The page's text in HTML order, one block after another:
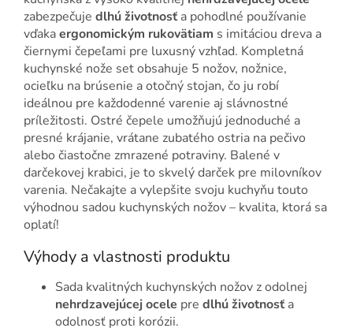
zabezpečuje dlhú životnosť a pohodlné používanie
vďakaergonomickým rukovätiam s imitáciou dreva a
čiernymi čepeľami pre luxusný vzhľad. Kompletná
kuchynské nože set obsahuje 5 nožov, nožnice,
ocieľku na brúsenie a otočný stojan, čo ju robí
ideálnou pre každodenné varenie aj slávnostné
príležitosti. Ostré čepele umožňujú jednoduché a
presné krájanie, vrátane zubatého ostria na pečivo
alebo čiastočne zmrazené potraviny. Balené v
darčekovej krabici, je to skvelý darček pre milovníkov
varenia. Nečakajte a vylepšite svoju kuchyňu touto
výhodnou sadou kuchynských nožov – kvalita, ktorá sa
oplatí!
Výhody a vlastnosti produktu
Sada kvalitných kuchynských nožov z odolnej
nehrdzavejúcej ocele pre dlhú životnosť a
odolnosť proti korózii.